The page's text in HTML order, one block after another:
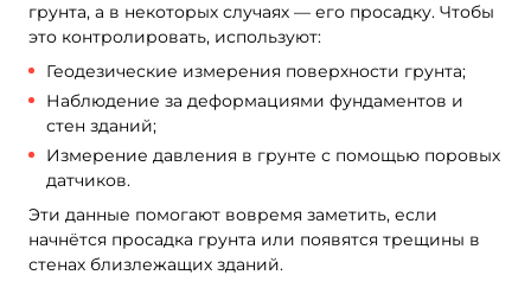
грунта, а в некоторых случаях — его просадку. Чтобы
это контролировать, используют:
Геодезические измерения поверхности грунта;
Наблюдение за деформациями фундаментов и
стен зданий;
Измерение давления в грунте с помощью поровых
датчиков.
Эти данные помогают вовремя заметить, если
начнётся просадка грунта или появятся трещины в
стенах близлежащих зданий.